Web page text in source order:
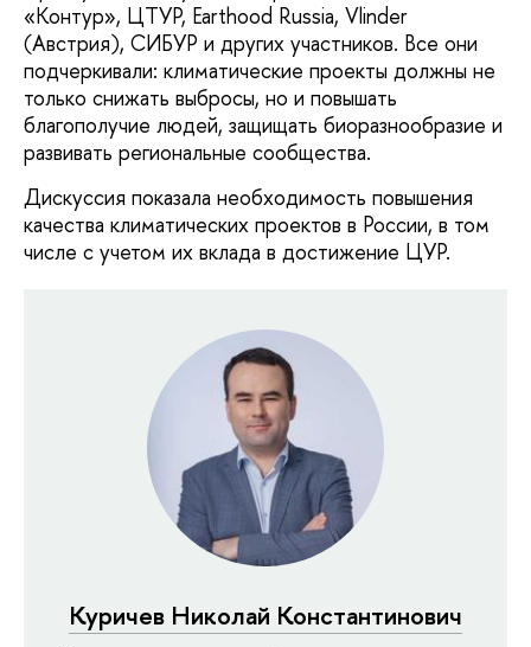
«Контур», ЦТУР, Earthood Russia, Vlinder
(Австрия), СИБУР и других участников. Все они
подчеркивали: климатические проекты должны не
только снижать выбросы, но и повышать
благополучие людей, защищать биоразнообразие и
развивать региональные сообщества.
Дискуссия показала необходимость повышения
качества климатических проектов в России, в том
числе с учетом их вклада в достижение ЦУР.
Куричев Николай Константинович